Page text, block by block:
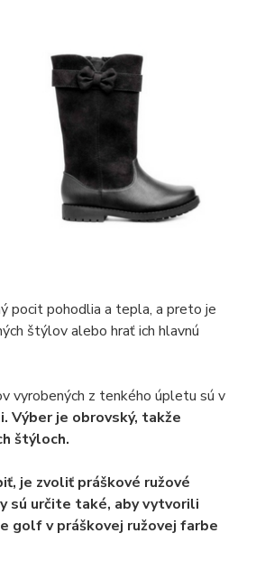
pocit pohodlia a tepla, a preto je
štýlov alebo hrať ich hlavnú
vyrobených z tenkého úpletu sú v
Výber je obrovský, takže
štýloch.
je zvoliť práškové ružové
sú určite také, aby vytvorili
golf v práškovej ružovej farbe